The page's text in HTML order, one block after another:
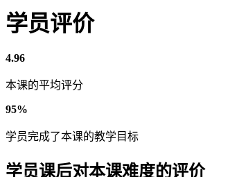
学员评价
4.96
本课的平均评分
95%
学员完成了本课的教学目标
学员课后对本课难度的评价